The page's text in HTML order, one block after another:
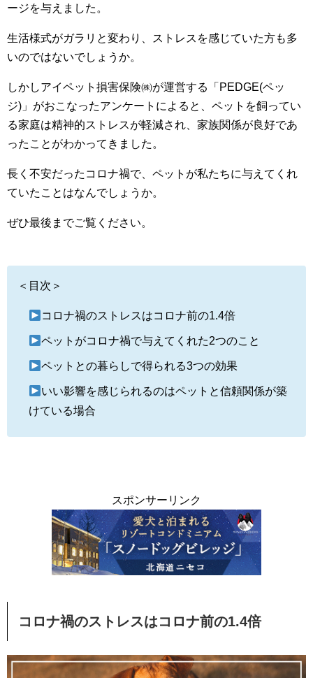
ージを与えました。
生活様式がガラリと変わり、ストレスを感じていた方も多
いのではないでしょうか。
しかしアイペット損害保険㈱が運営する「PEDGE(ペッ
ジ)」がおこなったアンケートによると、ペットを飼ってい
る家庭は精神的ストレスが軽減され、家族関係が良好であ
ったことがわかってきました。
長く不安だったコロナ禍で、ペットが私たちに与えてくれ
ていたことはなんでしょうか。
ぜひ最後までご覧ください。
＜目次＞
コロナ禍のストレスはコロナ前の1.4倍
ペットがコロナ禍で与えてくれた2つのこと
ペットとの暮らしで得られる3つの効果
いい影響を感じられるのはペットと信頼関係が築
けている場合
スポンサーリンク
コロナ禍のストレスはコロナ前の1.4倍